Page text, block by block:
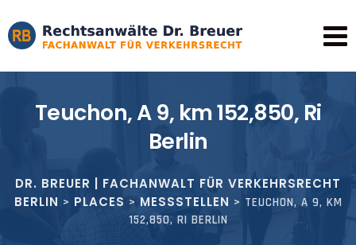
to
content
Teuchon, A 9, km 152,850, Ri
Berlin
DR. BREUER | FACHANWALT FÜR VERKEHRSRECHT
BERLIN > PLACES > MESSSTELLEN > TEUCHON, A 9, KM
152,850, RI BERLIN